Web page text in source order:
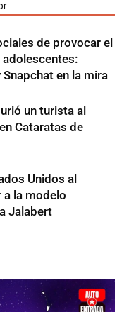
de provocar el
Snapchat en la mira
un turista al
Cataratas de
Unidos al
a la modelo
Jalabert